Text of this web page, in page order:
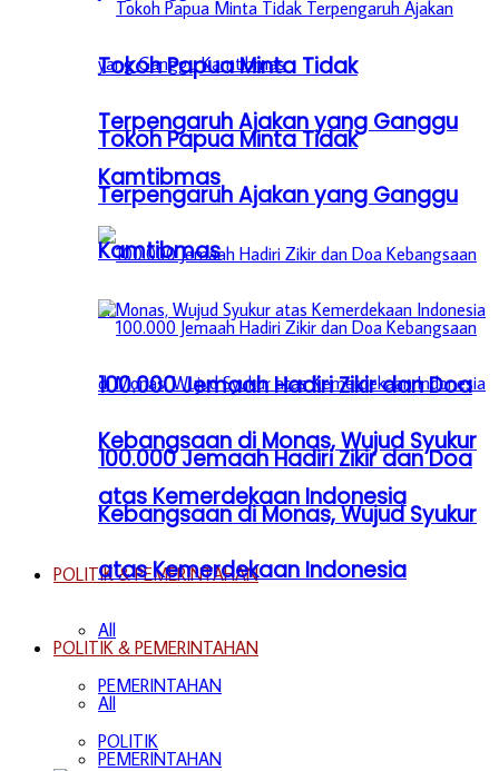
Tokoh Papua Minta Tidak
Terpengaruh Ajakan yang Ganggu
Kamtibmas
100.000 Jemaah Hadiri Zikir dan Doa
Kebangsaan di Monas, Wujud Syukur
atas Kemerdekaan Indonesia
POLITIK & PEMERINTAHAN
All
PEMERINTAHAN
POLITIK
Tokoh Papua Minta Tidak
Terpengaruh Ajakan yang Ganggu
Kamtibmas
100.000 Jemaah Hadiri Zikir dan Doa
Kebangsaan di Monas, Wujud Syukur
atas Kemerdekaan Indonesia
POLITIK & PEMERINTAHAN
All
PEMERINTAHAN